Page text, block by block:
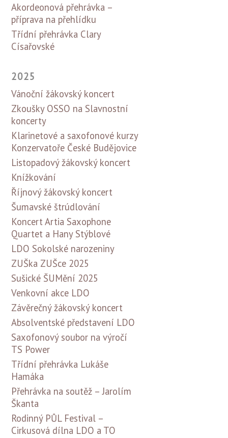
Akordeonová přehrávka –
příprava na přehlídku
Třídní přehrávka Clary
Císařovské
2025
Vánoční žákovský koncert
Zkoušky OSSO na Slavnostní
koncerty
Klarinetové a saxofonové kurzy
Konzervatoře České Budějovice
Listopadový žákovský koncert
Knížkování
Říjnový žákovský koncert
Šumavské štrúdlování
Koncert Artia Saxophone
Quartet a Hany Stýblové
LDO Sokolské narozeniny
ZUŠka ZUŠce 2025
Sušické ŠUMění 2025
Venkovní akce LDO
Závěrečný žákovský koncert
Absolventské představení LDO
Saxofonový soubor na výročí
TS Power
Třídní přehrávka Lukáše
Hamáka
Přehrávka na soutěž – Jarolím
Škanta
Rodinný PŮL Festival –
Cirkusová dílna LDO a TO